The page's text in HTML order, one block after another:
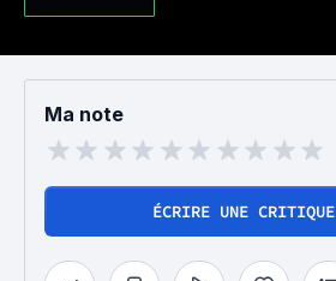
Ma note
ÉCRIRE UNE CRITIQUE